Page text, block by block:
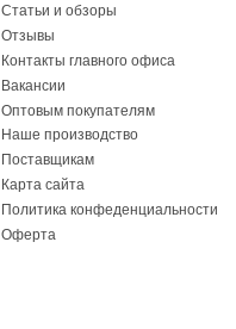
Статьи и обзоры
Отзывы
Контакты главного офиса
Вакансии
Оптовым покупателям
Наше производство
Поставщикам
Карта сайта
Политика конфеденциальности
Оферта